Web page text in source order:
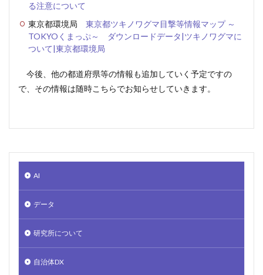
る注意について
東京都環境局 東京都ツキノワグマ目撃等情報マップ ～
TOKYOくまっぷ～ ダウンロードデータ|ツキノワグマに
ついて|東京都環境局
今後、他の都道府県等の情報も追加していく予定ですの
で、その情報は随時こちらでお知らせしていきます。
AI
データ
研究所について
自治体DX